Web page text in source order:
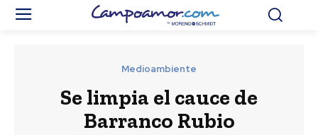
Medioambiente
Se limpia el cauce de
Barranco Rubio